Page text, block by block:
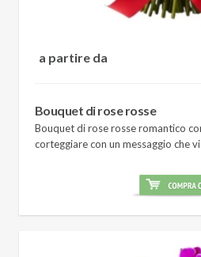
a partire da
Bouquet di rose rosse
Bouquet di rose rosse romantico
corteggiare con un messaggio che